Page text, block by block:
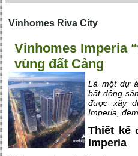
Vinhomes Riva City
Vinhomes Imperia
vùng đất Cảng
Là một dự
bất động
được xây
Imperia,
Thiết kế
Imperia